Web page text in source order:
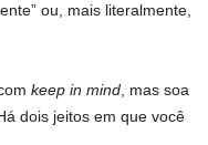
ou, mais literalmente,
keep in mind , mas soa
dois jeitos em que você